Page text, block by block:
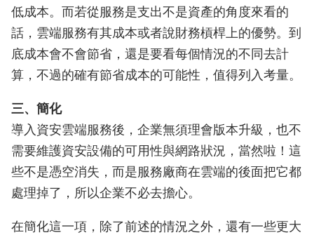
低成本。而若從服務是支出不是資產的角度來看的
話，雲端服務有其成本或者說財務槓桿上的優勢。到
底成本會不會節省，還是要看每個情況的不同去計
算，不過的確有節省成本的可能性，值得列入考量。
三、簡化
導入資安雲端服務後，企業無須理會版本升級，也不
需要維護資安設備的可用性與網路狀況，當然啦！這
些不是憑空消失，而是服務廠商在雲端的後面把它都
處理掉了，所以企業不必去擔心。
在簡化這一項，除了前述的情況之外，還有一些更大